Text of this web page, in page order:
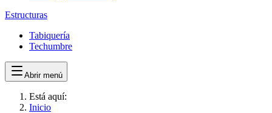
Estructuras
Tabiquería
Techumbre
Abrir menú
Está aquí:
Inicio